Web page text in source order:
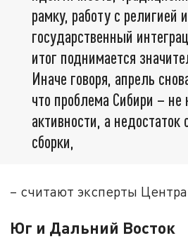
рамку, работу с религией и
государственный
итог поднимается
Иначе говоря, апрель
что проблема Сибири – не
активности, а недостаток
сборки,
– считают эксперты
Юг и Дальний Восток